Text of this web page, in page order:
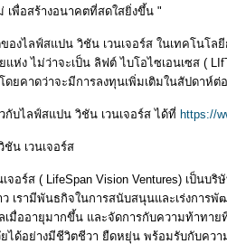
เพื่อสร้างอนาคตที่สดใสยิ่งขึ้น "
องไลฟ์สแปน วิชัน เวนเจอร์ส ในเทคโนโ
แห่ง ไม่ว่าจะเป็น ลิฟต์ ไบโอไซเอนเซส (
ดยคาดว่าจะมีการลงทุนเพิ่มเติมในสัปดาห์ต่
กับไลฟ์สแปน วิชัน เวนเจอร์ส ได้ที่ https://
น เวนเจอร์ส
จอร์ส ( LifeSpan Vision Ventures) เป็น
ว เรามีพันธกิจในการสนับสนุนและเร่งกา
มื่ออายุมากขึ้น และจัดการกับความท้าทาย
ยได้อย่างมีชีวิตชีวา ยืดหยุ่น พร้อมรับกับคว